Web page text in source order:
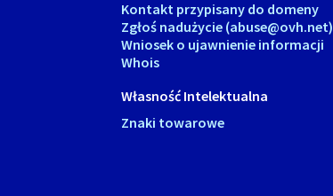
Kontakt przypisany do domeny
Zgłoś nadużycie (abuse@ovh.net)
Wniosek o ujawnienie informacji
Whois
Własność Intelektualna
Znaki towarowe